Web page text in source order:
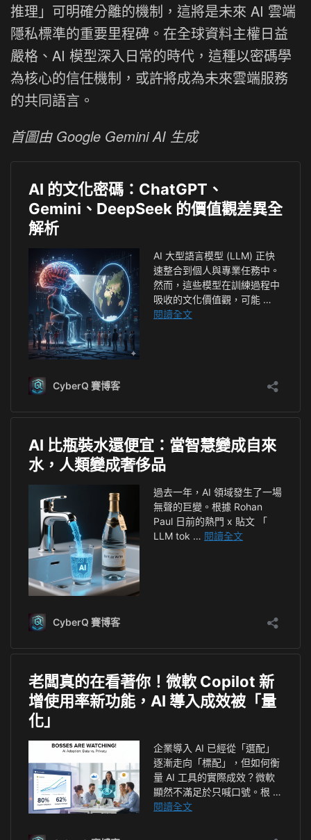
推理」可明確分離的機制，這將是未來 AI 雲端
隱私標準的重要里程碑。在全球資料主權日益
嚴格、AI 模型深入日常的時代，這種以密碼學
為核心的信任機制，或許將成為未來雲端服務
的共同語言。
首圖由 Google Gemini AI 生成